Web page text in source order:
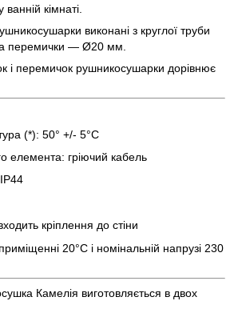
кімнаті.
виконані з круглої труби
перемички — Ø20 мм.
і перемичок рушникосушарки дорівнює
(*): 50° +/- 5°C
елемента: гріючий кабель
кріплення до стіни
20°С і номінальній напрузі 230
Камелія виготовляється в двох